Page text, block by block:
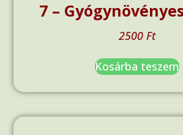
7 –
2500 Ft
Kosárba teszem